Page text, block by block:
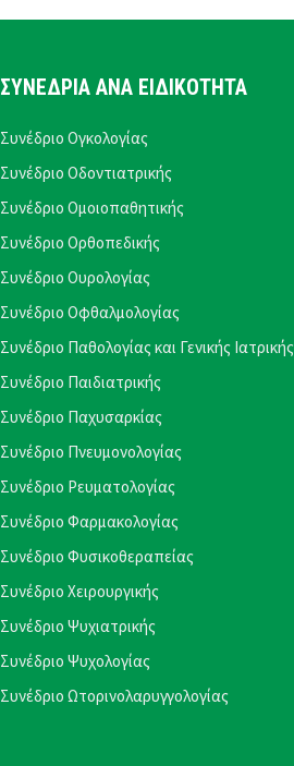
ΣΥΝΕΔΡΙΑ ΑΝΑ ΕΙΔΙΚΟΤΗΤΑ
Συνέδριο Ογκολογίας
Συνέδριο Οδοντιατρικής
Συνέδριο Ομοιοπαθητικής
Συνέδριο Ορθοπεδικής
Συνέδριο Ουρολογίας
Συνέδριο Οφθαλμολογίας
Συνέδριο Παθολογίας και Γενικής Ιατρικής
Συνέδριο Παιδιατρικής
Συνέδριο Παχυσαρκίας
Συνέδριο Πνευμονολογίας
Συνέδριο Ρευματολογίας
Συνέδριο Φαρμακολογίας
Συνέδριο Φυσικοθεραπείας
Συνέδριο Χειρουργικής
Συνέδριο Ψυχιατρικής
Συνέδριο Ψυχολογίας
Συνέδριο Ωτορινολαρυγγολογίας